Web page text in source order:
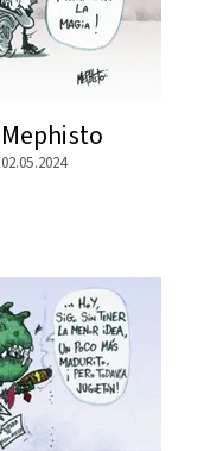
Mephisto
02.05.2024